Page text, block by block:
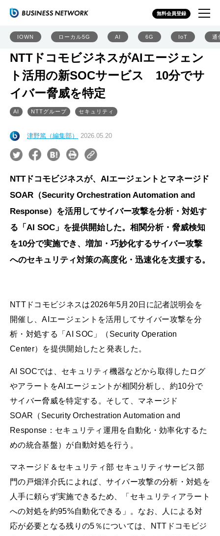
無料会員登録
IOWN ローカル5G AI 6G IoT 通
NTTドコモビジネスがAIエージェン
ト活用の新SOCサービス 10分でサ
イバー脅威を特定
AI NTTグループ セキュリティ
津野篤（編集部） 2026.05.20
NTTドコモビジネスが、AIエージェントとマネージド
SOAR（Security Orchestration Automation and
Response）を活用してサイバー攻撃を分析・対処す
る「AI SOC」を提供開始した。相関分析・脅威検知
を10分で実施でき、増加・巧妙化するサイバー攻撃
へのセキュリティ対策の高度化・迅速化を支援する。
NTTドコモビジネスは2026年5月20日に記者説明会を
開催し、AIエージェントを活用してサイバー攻撃を分
析・対処する「AI SOC」（Security Operation
Center）を提供開始したと発表した。
AI SOCでは、セキュリティ機器などから取得したログ
やアラートをAIエージェントが相関分析し、約10分で
サイバー脅威を特定する。そして、マネージド
SOAR（Security Orchestration Automation and
Response：セキュリティ運用を自動化・効率化するた
めの統合基盤）が自動対処を行う。
マネージド＆セキュリティ部 セキュリティサービス部
門の戸畑洋介氏によれば、サイバー攻撃の分析・対処を
人手に頼らず実施できるため、「セキュリティアラート
への対処を約95%自動化できる」。なお、人による対
応が必要となる残りの5％については、NTTドコモビジ